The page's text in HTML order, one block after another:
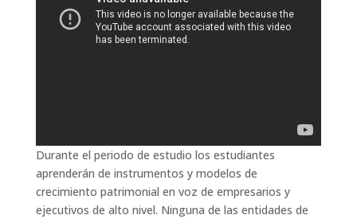
Durante el periodo de estudio los estudiantes
aprenderán de instrumentos y modelos de
crecimiento patrimonial en voz de empresarios y
ejecutivos de alto nivel. Ninguna de las entidades de